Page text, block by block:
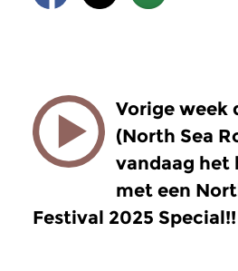
Vorige week
(North Sea
vandaag het
met een
Festival 2025 Special!!